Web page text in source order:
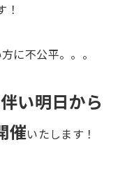
！
に不公平。。。
い明日から
催いたします！